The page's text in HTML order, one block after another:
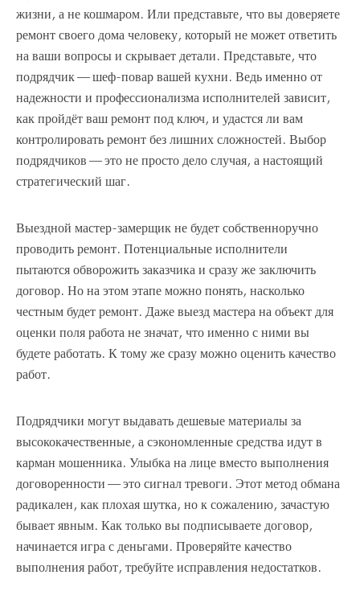
жизни, а не кошмаром. Или представьте, что вы доверяете
ремонт своего дома человеку, который не может ответить
на ваши вопросы и скрывает детали. Представьте, что
подрядчик — шеф-повар вашей кухни. Ведь именно от
надежности и профессионализма исполнителей зависит,
как пройдёт ваш ремонт под ключ, и удастся ли вам
контролировать ремонт без лишних сложностей. Выбор
подрядчиков — это не просто дело случая, а настоящий
стратегический шаг.
Выездной мастер-замерщик не будет собственноручно
проводить ремонт. Потенциальные исполнители
пытаются обворожить заказчика и сразу же заключить
договор. Но на этом этапе можно понять, насколько
честным будет ремонт. Даже выезд мастера на объект для
оценки поля работа не значат, что именно с ними вы
будете работать. К тому же сразу можно оценить качество
работ.
Подрядчики могут выдавать дешевые материалы за
высококачественные, а сэкономленные средства идут в
карман мошенника. Улыбка на лице вместо выполнения
договоренности — это сигнал тревоги. Этот метод обмана
радикален, как плохая шутка, но к сожалению, зачастую
бывает явным. Как только вы подписываете договор,
начинается игра с деньгами. Проверяйте качество
выполнения работ, требуйте исправления недостатков.